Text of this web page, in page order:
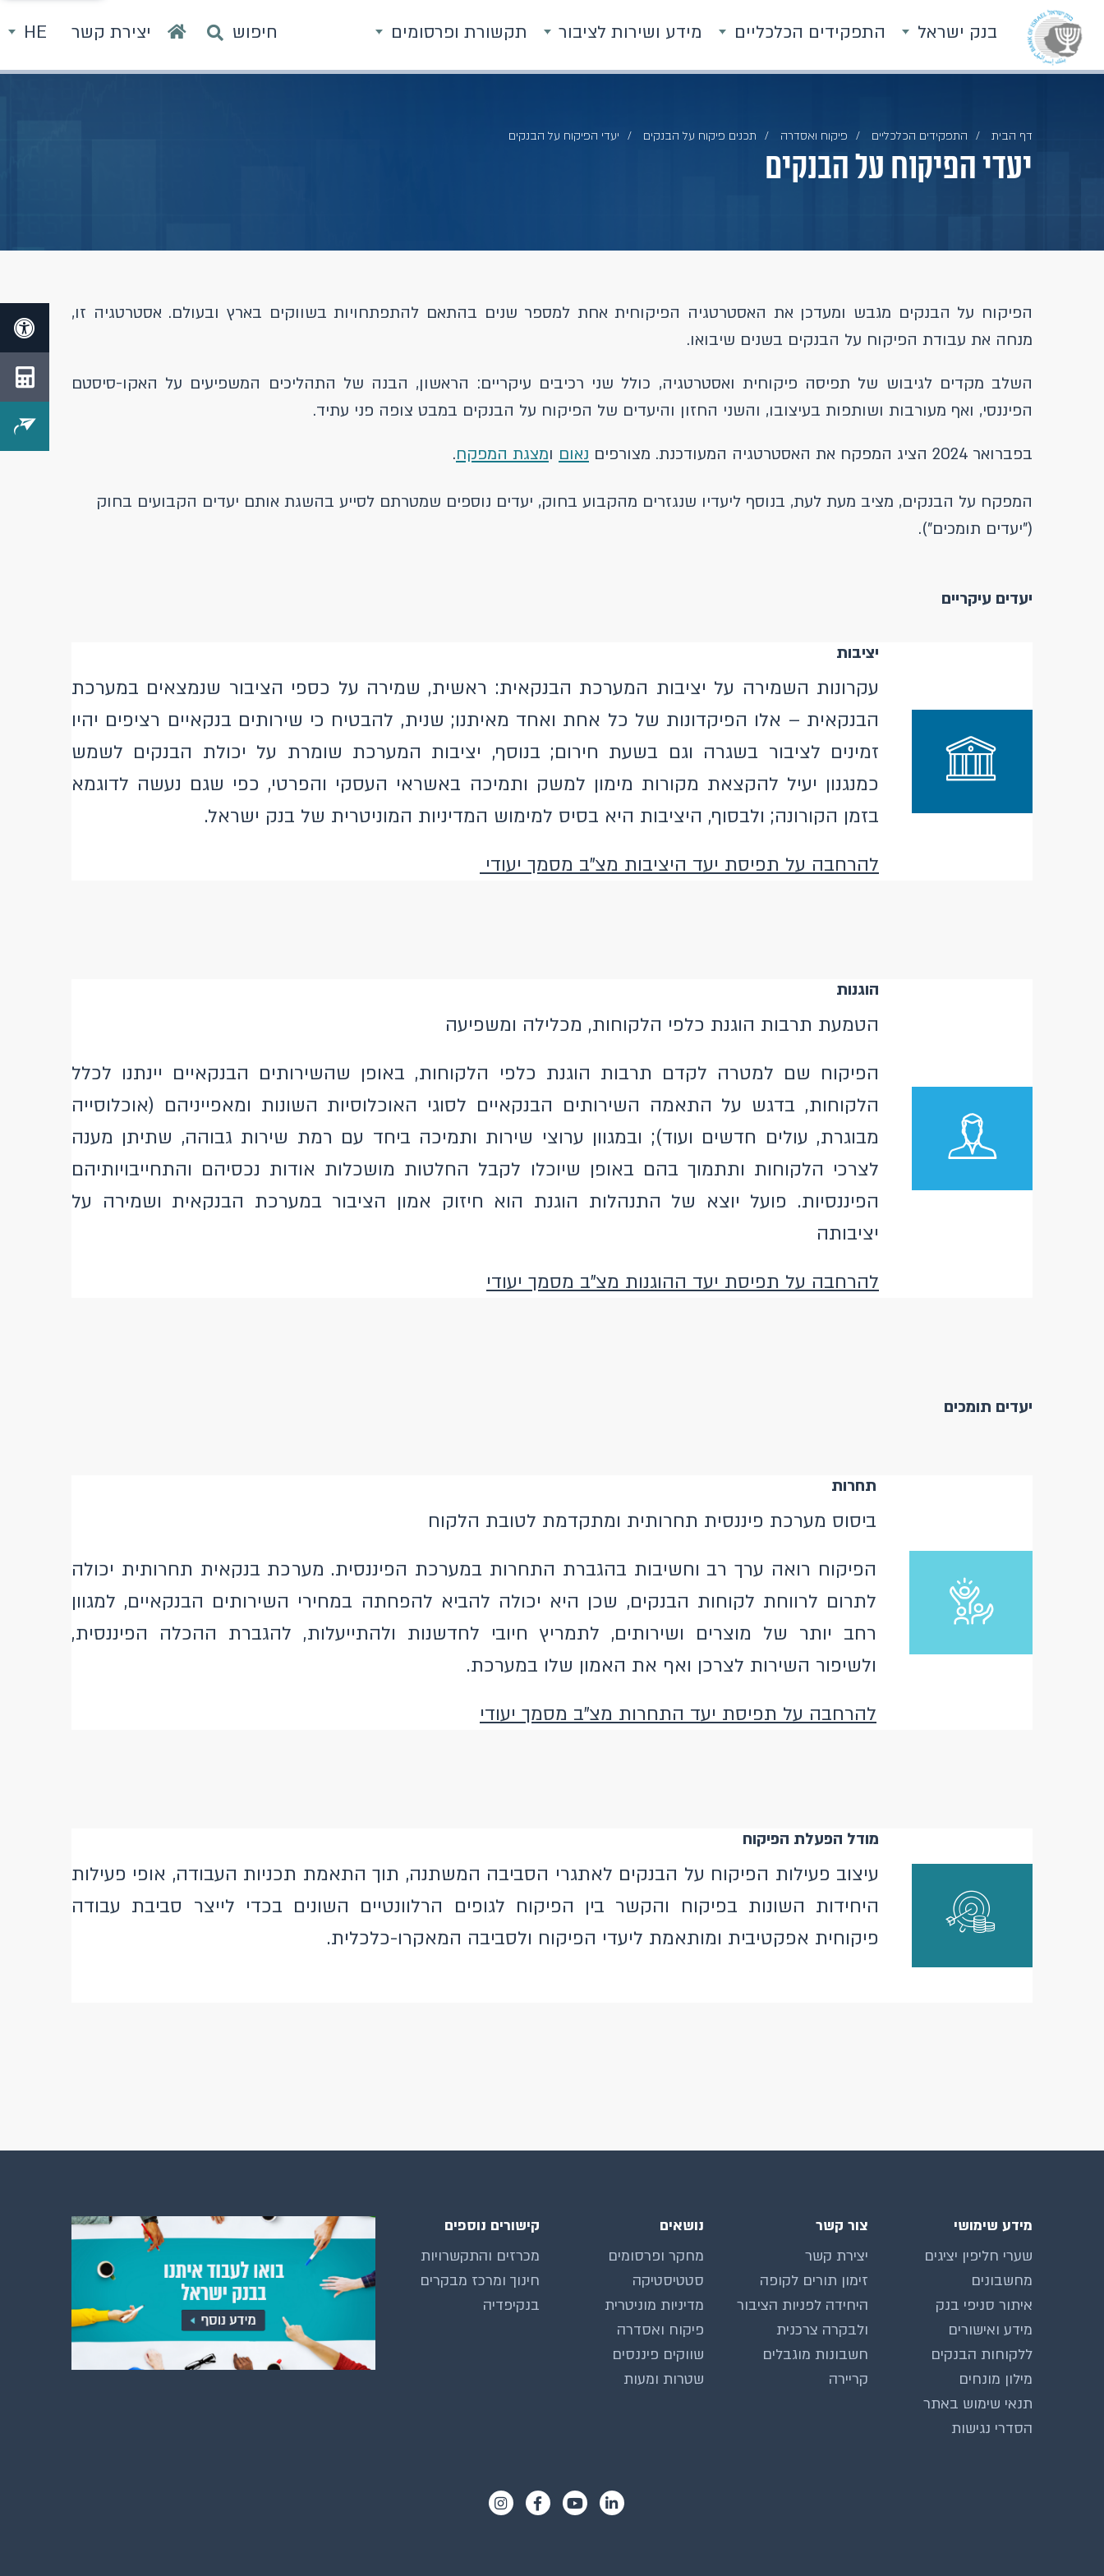
בנק ישראל התפקידים הכלכליים מידע ושירות לציבור תקשורת ופרסומים חיפוש יצירת קשר HE
דף הבית התפקידים הכלכליים פיקוח ואסדרה תכנים פיקוח על הבנקים יעדי הפיקוח על הבנקים
יעדי הפיקוח על הבנקים
הפיקוח על הבנקים מגבש ומעדכן את האסטרטגיה הפיקוחית אחת למספר שנים בהתאם להתפתחויות בשווקים בארץ ובעולם. אסטרטגיה זו,
מנחה את עבודת הפיקוח על הבנקים בשנים שיבואו.
השלב מקדים לגיבוש של תפיסה פיקוחית ואסטרטגיה, כולל שני רכיבים עיקריים: הראשון, הבנה של התהליכים המשפיעים על האקו-סיסטם
הפיננסי, ואף מעורבות ושותפות בעיצובו, והשני החזון והיעדים של הפיקוח על הבנקים במבט צופה פני עתיד.
בפברואר 2024 הציג המפקח את האסטרטגיה המעודכנת. מצורפים נאום ומצגת המפקח.
המפקח על הבנקים, מציב מעת לעת, בנוסף ליעדיו שנגזרים מהקבוע בחוק, יעדים נוספים שמטרתם לסייע בהשגת אותם יעדים הקבועים בחוק
("יעדים תומכים").
יעדים עיקריים
יציבות
עקרונות השמירה על יציבות המערכת הבנקאית: ראשית, שמירה על כספי הציבור שנמצאים במערכת
הבנקאית – אלו הפיקדונות של כל אחת ואחד מאיתנו; שנית, להבטיח כי שירותים בנקאיים רציפים יהיו
זמינים לציבור בשגרה וגם בשעת חירום; בנוסף, יציבות המערכת שומרת על יכולת הבנקים לשמש
כמנגנון יעיל להקצאת מקורות מימון למשק ותמיכה באשראי העסקי והפרטי, כפי שגם נעשה לדוגמא
בזמן הקורונה; ולבסוף, היציבות היא בסיס למימוש המדיניות המוניטרית של בנק ישראל.
להרחבה על תפיסת יעד היציבות מצ"ב מסמך יעודי
הוגנות
הטמעת תרבות הוגנת כלפי הלקוחות, מכלילה ומשפיעה
הפיקוח שם למטרה לקדם תרבות הוגנת כלפי הלקוחות, באופן שהשירותים הבנקאיים יינתנו לכלל
הלקוחות, בדגש על התאמה השירותים הבנקאיים לסוגי האוכלוסיות השונות ומאפייניהם (אוכלוסייה
מבוגרת, עולים חדשים ועוד); ובמגוון ערוצי שירות ותמיכה ביחד עם רמת שירות גבוהה, שתיתן מענה
לצרכי הלקוחות ותתמוך בהם באופן שיוכלו לקבל החלטות מושכלות אודות נכסיהם והתחייבויותיהם
הפיננסיות. פועל יוצא של התנהלות הוגנת הוא חיזוק אמון הציבור במערכת הבנקאית ושמירה על
יציבותה
להרחבה על תפיסת יעד ההוגנות מצ"ב מסמך יעודי
יעדים תומכים
תחרות
ביסוס מערכת פיננסית תחרותית ומתקדמת לטובת הלקוח
הפיקוח רואה ערך רב וחשיבות בהגברת התחרות במערכת הפיננסית. מערכת בנקאית תחרותית יכולה
לתרום לרווחת לקוחות הבנקים, שכן היא יכולה להביא להפחתה במחירי השירותים הבנקאיים, למגוון
רחב יותר של מוצרים ושירותים, לתמריץ חיובי לחדשנות ולהתייעלות, להגברת ההכלה הפיננסית,
ולשיפור השירות לצרכן ואף את האמון שלו במערכת.
להרחבה על תפיסת יעד התחרות מצ"ב מסמך יעודי
מודל הפעלת הפיקוח
עיצוב פעילות הפיקוח על הבנקים לאתגרי הסביבה המשתנה, תוך התאמת תכניות העבודה, אופי פעילות
היחידות השונות בפיקוח והקשר בין הפיקוח לגופים הרלוונטיים השונים בכדי לייצר סביבת עבודה
פיקוחית אפקטיבית ומותאמת ליעדי הפיקוח ולסביבה המאקרו-כלכלית.
מידע שימושי
שערי חליפין יציגים
מחשבונים
איתור סניפי בנק
מידע ואישורים
ללקוחות הבנקים
מילון מונחים
תנאי שימוש באתר
הסדרי נגישות
צור קשר
יצירת קשר
זימון תורים לקופה
היחידה לפניות הציבור
ולבקרה צרכנית
חשבונות מוגבלים
קריירה
נושאים
מחקר ופרסומים
סטטיסטיקה
מדיניות מוניטרית
פיקוח ואסדרה
שווקים פיננסים
שטרות ומעות
קישורים נוספים
מכרזים והתקשרויות
חינוך ומרכז מבקרים
בנקיפדיה